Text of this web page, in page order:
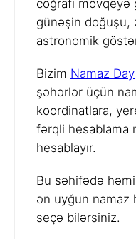
coğrafi mövqeyə
günəşin doğuşu,
astronomik
Bizim Namaz Day
şəhərlər üçün
koordinatlara,
fərqli hesablama
hesablayır.
Bu səhifədə
ən uyğun namaz
seçə bilərsiniz.